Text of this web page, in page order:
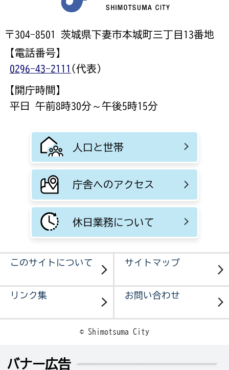
〒304-8501 茨城県下妻市本城町三丁目13番地
【電話番号】
0296-43-2111 (代表)
【開庁時間】
平日 午前8時30分～午後5時15分
人口と世帯
庁舎へのアクセス
休日業務について
このサイトについて サイトマップ
リンク集 お問い合わせ
© Shimotsuma City
バナー広告